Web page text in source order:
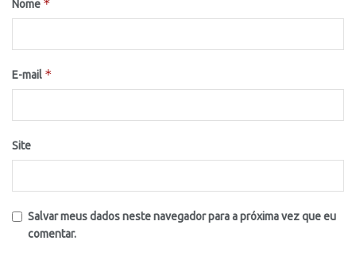
Nome *
E-mail *
Site
Salvar meus dados neste navegador para a próxima vez que eu
comentar.